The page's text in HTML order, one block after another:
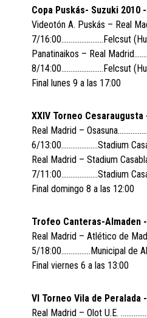
Copa Puskás- Suzuki 2010
Videotón A. Puskás – Real
7/16:00…………………..Felcsut
Panatinaikos – Real
8/14:00…………………..Felcsut
Final lunes 9 a las 17:00
XXIV Torneo
Real Madrid –
6/13:00………………..Stadium
Real Madrid – Stadium
7/11:00………………..Stadium
Final domingo 8 a las 12:00
Trofeo Canteras-Almaden
Real Madrid – Atlético de
5/18:00…………….Municipal de
Final viernes 6 a las 13:00
VI Torneo Vila de Peralada
Real Madrid – Olot U.E.